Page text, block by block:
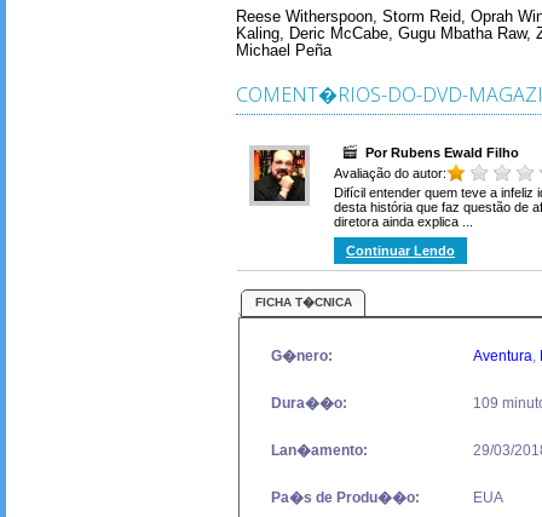
Reese Witherspoon, Storm Reid, Oprah
Kaling, Deric McCabe, Gugu Mbatha
Michael Peña
COMENT�RIOS-DO-DVD-
Por Rubens Ewald Filho
Avaliação do autor:
Difícil entender quem teve a infeliz
desta história que faz questão de
diretora ainda explica ...
Continuar Lendo
FICHA T�CNICA
G�nero: Aventura,
Dura��o: 109
Lan�amento: 29/03/
Pa�s de Produ��o: EUA